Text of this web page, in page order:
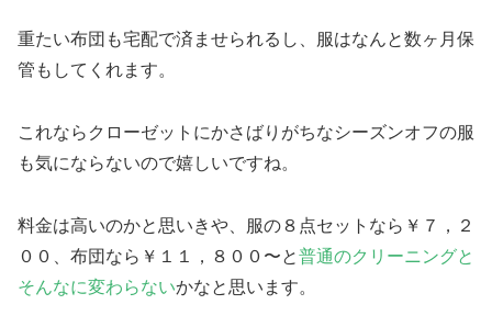
重たい布団も宅配で済ませられるし、服はなんと数ヶ月保
管もしてくれます。
これならクローゼットにかさばりがちなシーズンオフの服
も気にならないので嬉しいですね。
料金は高いのかと思いきや、服の８点セットなら￥７，２
００、布団なら￥１１，８００〜と普通のクリーニングと
そんなに変わらないかなと思います。